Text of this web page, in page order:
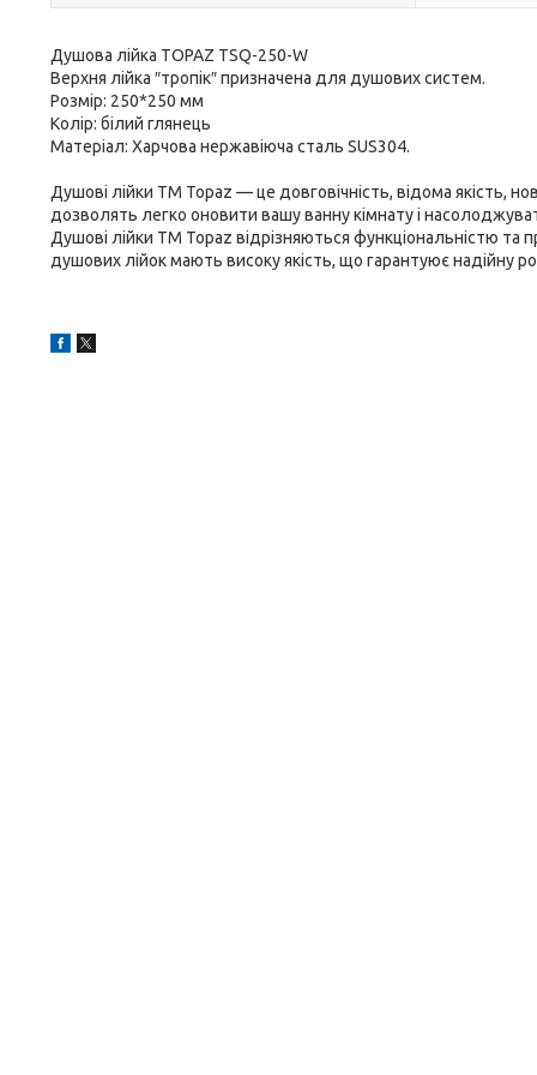
Душова лійка TOPAZ TSQ-250-W
Верхня лійка ″тропік″ призначена для душових систем.
Розмір: 250*250 мм
Колір: білий глянець
Матеріал: Харчова нержавіюча сталь SUS304.
Душові лійки ТМ Topaz — це довговічність, відома якість,
дозволять легко оновити вашу ванну кімнату і
Душові лійки ТМ Topaz відрізняються функціональністю
душових лійок мають високу якість, що гарантуює надійну